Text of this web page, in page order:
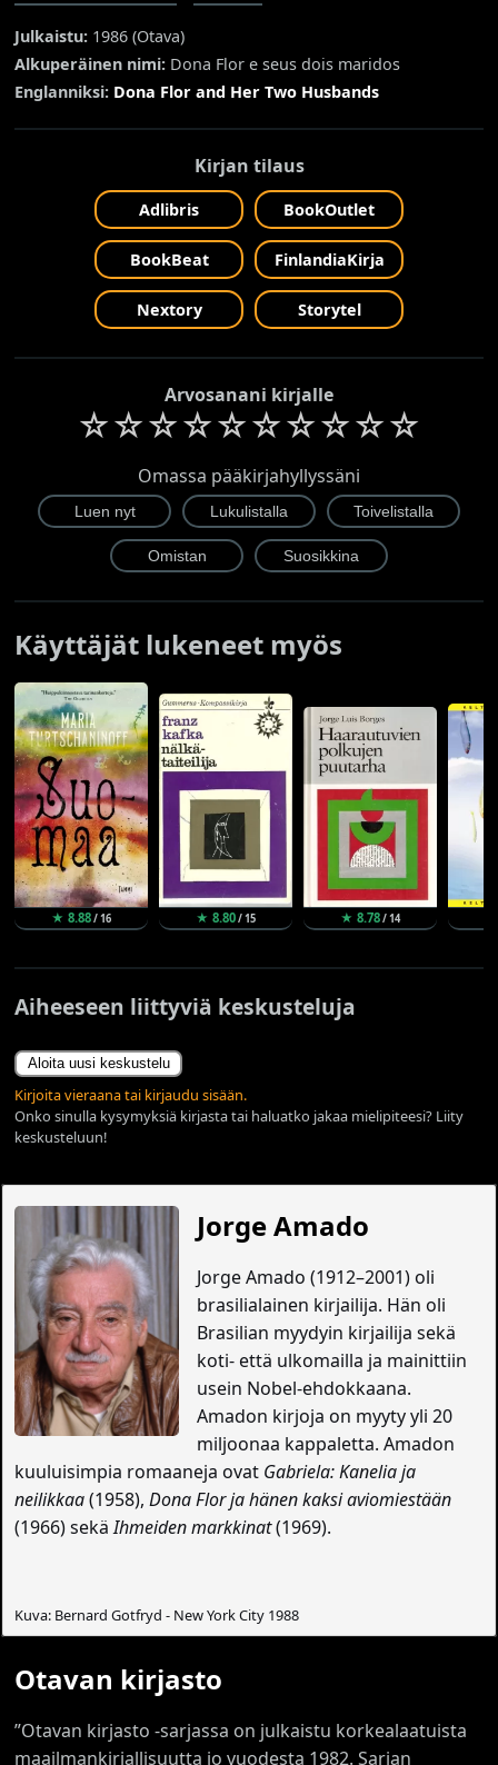
Julkaistu: 1986 (Otava)
Alkuperäinen nimi: Dona Flor e seus dois maridos
Englanniksi: Dona Flor and Her Two Husbands
Kirjan tilaus
Adlibris BookOutlet
BookBeat FinlandiaKirja
Nextory Storytel
Arvosanani kirjalle
☆☆☆☆☆☆☆☆☆☆
Omassa pääkirjahyllyssäni
Käyttäjät lukeneet myös
★ 8.88/ 16 ★ 8.80/ 15 ★ 8.78/ 14
Aiheeseen liittyviä keskusteluja
Aloita uusi keskustelu
Kirjoita vieraana tai kirjaudu sisään.
Onko sinulla kysymyksiä kirjasta tai haluatko jakaa mielipiteesi? Liity
keskusteluun!
Jorge Amado
Jorge Amado (1912–2001) oli
brasilialainen kirjailija. Hän oli
Brasilian myydyin kirjailija sekä
koti- että ulkomailla ja mainittiin
usein Nobel-ehdokkaana.
Amadon kirjoja on myyty yli 20
miljoonaa kappaletta. Amadon
kuuluisimpia romaaneja ovat Gabriela: Kanelia ja
neilikkaa(1958),Dona Flor ja hänen kaksi aviomiestään
(1966) sekäIhmeiden markkinat(1969).
Kuva: Bernard Gotfryd - New York City 1988
Otavan kirjasto
”Otavan kirjasto -sarjassa on julkaistu korkealaatuista
maailmankirjallisuutta jo vuodesta 1982. Sarjan